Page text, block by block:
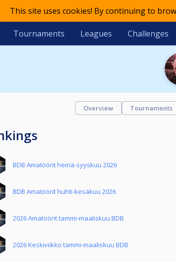
This site uses cookies! By continuing to
Tournaments Leagues Challenges
Overview Tournaments
BDB Amatöörit heinä-syyskuu 2026
BDB Amatöörit huhti-kesäkuu 2026
2026 Amatöörit tammi-maaliskuu BDB
2026 Keskiviikko tammi-maaliskuu BDB